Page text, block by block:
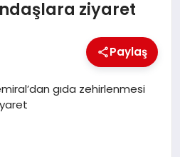
ziyaret
Paylaş